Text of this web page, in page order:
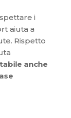
i
aiuta a
Rispetto
anche